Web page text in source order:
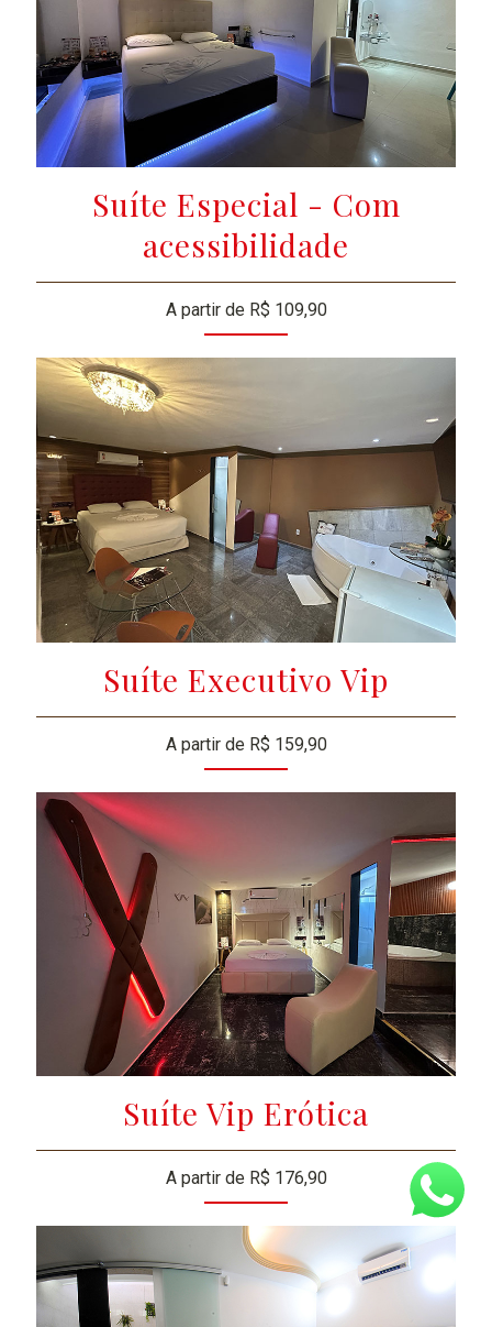
Suíte Especial - Com
acessibilidade
A partir de R$ 109,90
Suíte Executivo Vip
A partir de R$ 159,90
Suíte Vip Erótica
A partir de R$ 176,90